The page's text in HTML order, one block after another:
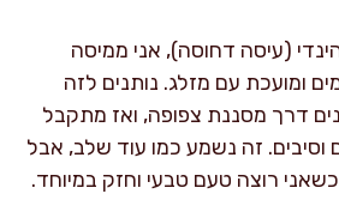
(עיסה דחוסה), אני ממיסה
ומועכת עם מזלג. נותנים לזה
מסננים דרך מסננת צפופה, ואז מתקבל
וסיבים. זה נשמע כמו עוד שלב, אבל
כשאני רוצה טעם טבעי וחזק במיוחד.